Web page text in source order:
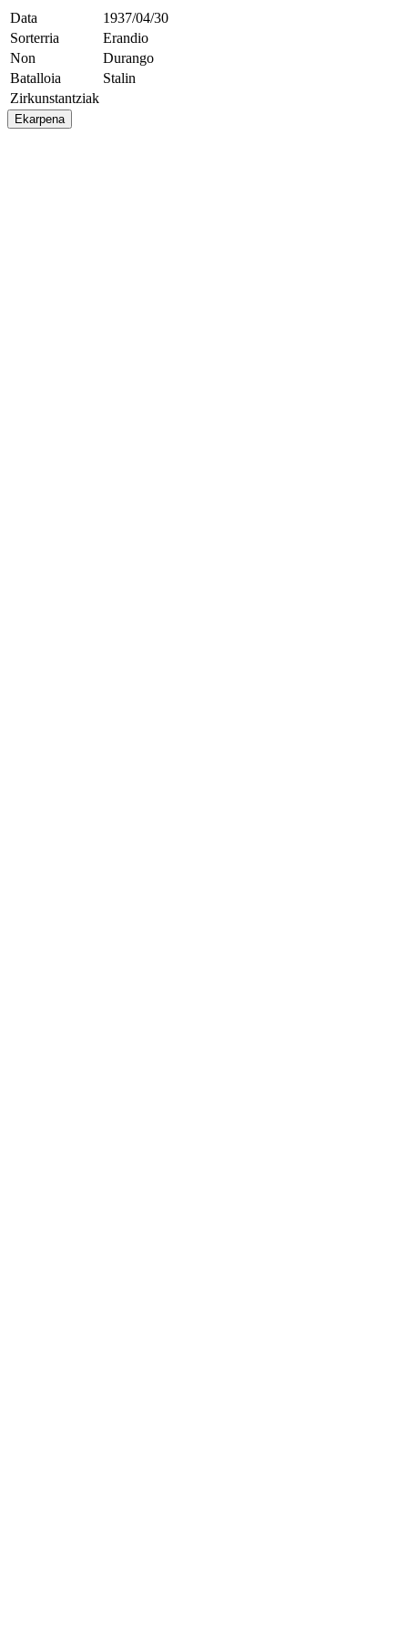
Data
1937/04/30
Sorterria
Erandio
Non
Durango
Batalloia
Stalin
Zirkunstantziak